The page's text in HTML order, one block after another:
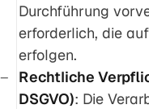
Durchführung
erforderlich, die
erfolgen.
Rechtliche
DSGVO): Die